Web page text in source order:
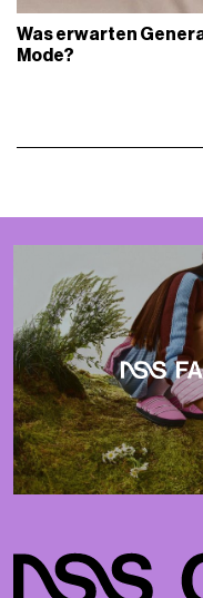
Was erwarten
Mode?